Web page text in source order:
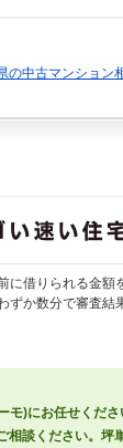
の中古マンション
に借りられる金額
ずか数分で審査結
モ)にお任せくだ
相談ください。坪